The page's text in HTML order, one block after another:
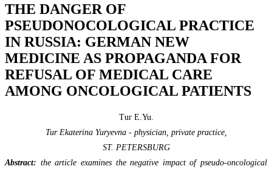
THE DANGER OF
PSEUDONOCOLOGICAL PRACTICE
IN RUSSIA: GERMAN NEW
MEDICINE AS PROPAGANDA FOR
REFUSAL OF MEDICAL CARE
AMONG ONCOLOGICAL PATIENTS
Tur E.Yu.
Tur Ekaterina Yuryevna - physician, private practice,
ST. PETERSBURG
Abstract: the article examines the negative impact of pseudo-oncological